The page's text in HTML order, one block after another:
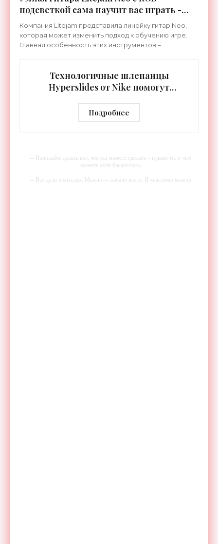
подсветкой сама научит вас играть -
«Гаджеты»
Компания Litejam представила линейку гитар Neo,
которая может изменить подход к обучению игре.
Главная особенность этих инструментов –
Технологичные шлепанцы
Hyperslides от Nike помогут
тренировки - «Гаджеты»
Подробнее
-- Начинайте делать все, что вы можете сделать – и даже то, о чем
можете хотя бы мечтать.
-- Все дело в мыслях. Мысль — начало всего. И мыслями можно